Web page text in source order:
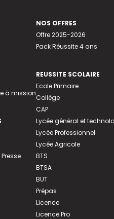
à mission
NOS OFFRES
Offre 2025-2026
Pack Réussite 4 ans
REUSSITE SCOLAIRE
Ecole Primaire
Collège
CAP
Lycée général et
Lycée Professionnel
Lycée Agricole
BTS
BTSA
BUT
Prépas
Licence
Licence Pro